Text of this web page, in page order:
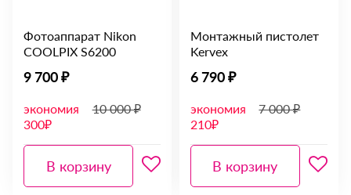
Фотоаппарат Nikon
COOLPIX S6200
9 700 ₽
экономия
300₽
10 000 ₽
В корзину
Монтажный пистолет
Kervex
6 790 ₽
экономия
210₽
7 000 ₽
В корзину